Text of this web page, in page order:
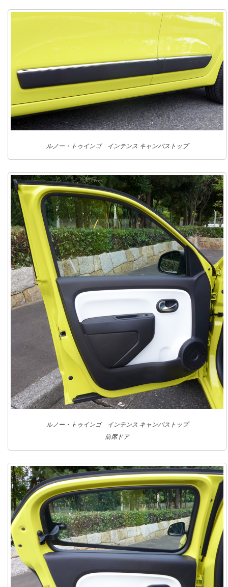
ルノー・トゥインゴ インテンス キャンバストップ
ルノー・トゥインゴ インテンス キャンバストップ
前席ドア